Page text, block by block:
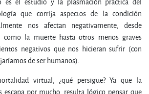
que corrija aspectos de la condición
nos afectan negativamente, desde
como la muerte hasta otros menos graves
negativos que nos hicieran sufrir (con
de ser humanos).
virtual, ¿qué persigue? Ya que la
escapa por mucho, resulta lógico pensar que